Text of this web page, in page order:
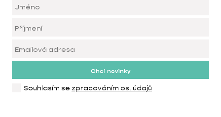
Chci novinky
Souhlasím se zpracováním os. údajů